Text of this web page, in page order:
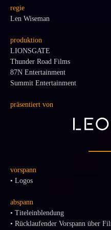
regie
Len Wiseman
produktion
LIONSGATE
Thunder Road Films
87N Entertainment
Summit Entertainment
präsentiert von
vorspann
• Logos
abspann
• Titeleinblendung
• Rücklaufender Vorspann über